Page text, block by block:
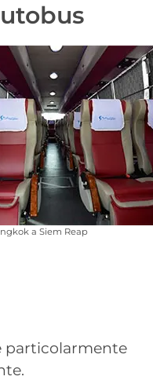
a Siem Reap
particolarmente